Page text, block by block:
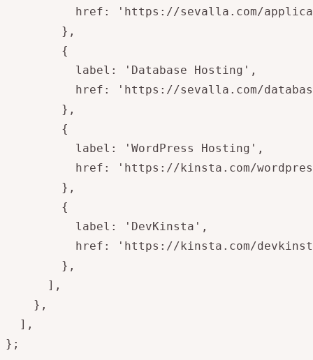
href: 'https://sevalla.com/
        },
        {
          label: 'Database Hosting',
href: 'https://sevalla.com/
        },
        {
          label: 'WordPress Hosting',
href: 'https://kinsta.com/
        },
        {
          label: 'DevKinsta',
href: 'https://kinsta.com/
        },
      ],
    },
  ],
};